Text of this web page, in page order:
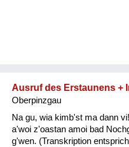
Ausruf des Erstaunens +
Oberpinzgau
Na gu, wia kimb'st ma dann
a'woi z'oastan amoi bad
g'wen. (Transkription